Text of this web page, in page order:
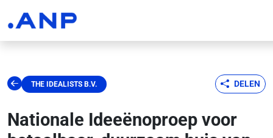
THE IDEALISTS B.V. DELEN
Nationale Ideeënoproep voor